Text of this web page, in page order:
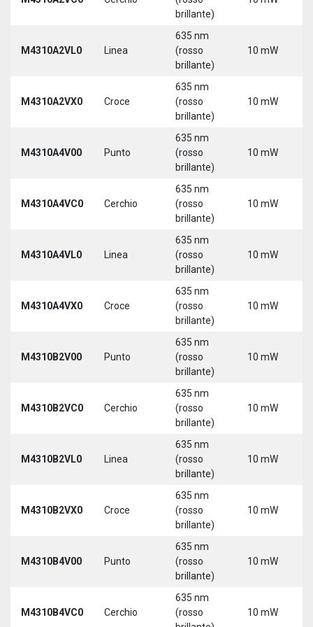
brillante)
M4310A2VL0 Linea
635 nm
(rosso
brillante)
10 mW
M4310A2VX0 Croce
635 nm
(rosso
brillante)
10 mW
M4310A4V00 Punto
635 nm
(rosso
brillante)
10 mW
M4310A4VC0 Cerchio
635 nm
(rosso
brillante)
10 mW
M4310A4VL0 Linea
635 nm
(rosso
brillante)
10 mW
M4310A4VX0 Croce
635 nm
(rosso
brillante)
10 mW
M4310B2V00 Punto
635 nm
(rosso
brillante)
10 mW
M4310B2VC0 Cerchio
635 nm
(rosso
brillante)
10 mW
M4310B2VL0 Linea
635 nm
(rosso
brillante)
10 mW
M4310B2VX0 Croce
635 nm
(rosso
brillante)
10 mW
M4310B4V00 Punto
635 nm
(rosso
brillante)
10 mW
M4310B4VC0 Cerchio
635 nm
(rosso
10 mW